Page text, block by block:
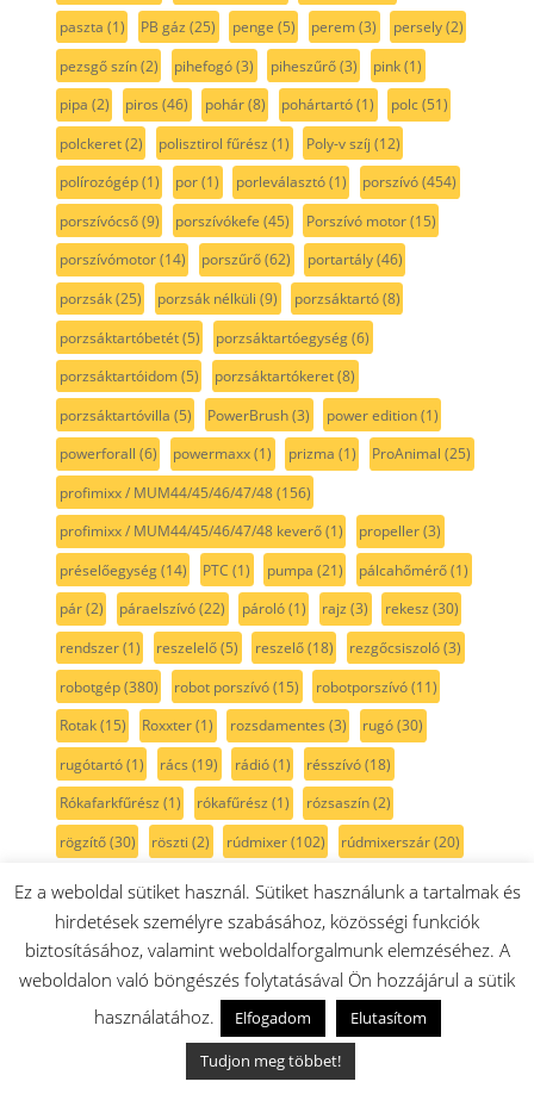
paszta (1) PB gáz (25) penge (5) perem(3) persely(2)
pezsgő szín(2) pihefogó(3) piheszűrő(3) pink(1)
pipa (2) piros (46) pohár(8) pohártartó(1) polc(51)
polckeret(2) polisztirol fűrész (1) Poly-v szíj (12)
polírozógép(1) por(1) porleválasztó(1) porszívó(454)
porszívócső(9) porszívókefe (45) Porszívó motor(15)
porszívómotor(14) porszűrő(62) portartály(46)
porzsák(25) porzsák nélküli (9) porzsáktartó(8)
porzsáktartóbetét(5) porzsáktartóegység(6)
porzsáktartóidom(5) porzsáktartókeret(8)
porzsáktartóvilla (5) PowerBrush(3) power edition(1)
powerforall (6) powermaxx(1) prizma (1) ProAnimal (25)
profimixx / MUM44/45/46/47/48(156)
profimixx / MUM44/45/46/47/48 keverő(1) propeller(3)
préselőegység(14) PTC (1) pumpa (21) pálcahőmérő(1)
pár(2) páraelszívó(22) pároló(1) rajz (3) rekesz (30)
rendszer(1) reszelelő(5) reszelő(18) rezgőcsiszoló(3)
robotgép(380) robot porszívó(15) robotporszívó(11)
Rotak(15) Roxxter(1) rozsdamentes (3) rugó(30)
rugótartó(1) rács (19) rádió(1) résszívó(18)
Rókafarkfűrész (1) rókafűrész (1) rózsaszín(2)
rögzítő(30) röszti (2) rúdmixer(102) rúdmixerszár(20)
sablon (5) sarokcsiszoló (10) sarokelem
sarokköszörű(2) serie2(11) serie 6(6) serie 8(9)
side by side(32) Siemens(218) SilentMixx(18) skil(8)
spagetti(1) Spotless(1) spray(1) stift
szalagcsiszoló(4) szalagfeszítő(1)
szatináló gép
Ez a weboldal sütiket használ. Sütiket használunk a tartalmak és
hirdetések személyre szabásához, közösségi funkciók
biztosításához, valamint weboldalforgalmunk elemzéséhez. A
weboldalon való böngészés folytatásával Ön hozzájárul a sütik
használatához.
Elfogadom
Elutasítom
Tudjon meg többet!